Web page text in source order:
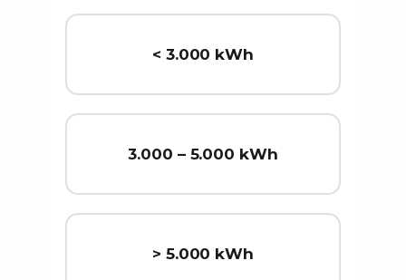
< 3.000 kWh
3.000 – 5.000 kWh
> 5.000 kWh